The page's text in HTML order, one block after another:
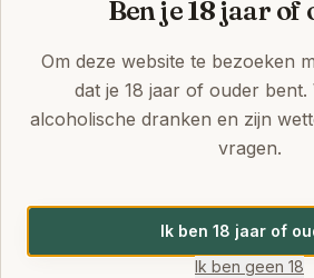
Alle merken
Keuzehulp
Brievenbus cadeau
Alle pakketten
Ben je 18 jaar of
Om deze website te bezoeken
dat je 18 jaar of ouder bent.
alcoholische dranken en zijn
vragen.
Ik ben 18 jaar of
Ik ben geen 18